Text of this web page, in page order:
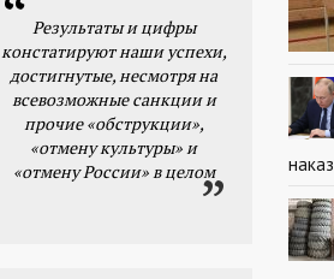
Результаты и цифры
констатируют наши успехи,
достигнутые, несмотря на
всевозможные санкции и
прочие «обструкции»,
«отмену культуры» и
«отмену России» в целом